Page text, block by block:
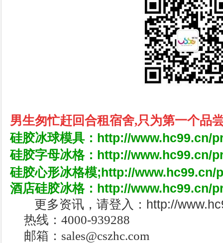
男生匆忙赶回合租宿舍,只为第一个品
硅胶冰球模具： http://www.hc99.cn/
硅胶字母冰格： http://www.hc99.cn/
硅胶心形冰格模;http://www.hc99.cn/
酒店硅胶冰格：http://www.hc99.cn/
更多资讯，请登入：http://
热线：4000-939288
邮箱：sales@cszhc.com